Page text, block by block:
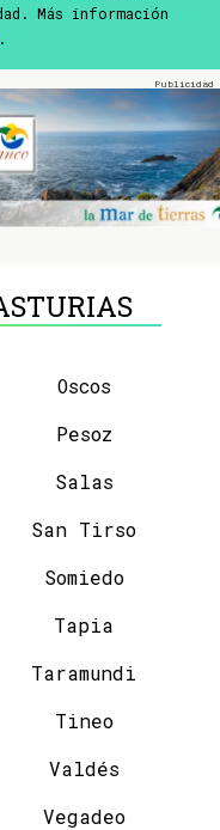
Más información
.
Oscos
Pesoz
Salas
San Tirso
Somiedo
Tapia
Taramundi
Tineo
Valdés
Vegadeo